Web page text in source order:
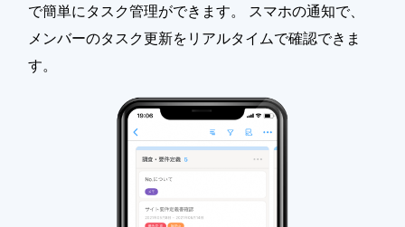
で簡単にタスク管理ができます。 スマホの通知で、
メンバーのタスク更新をリアルタイムで確認できま
す。